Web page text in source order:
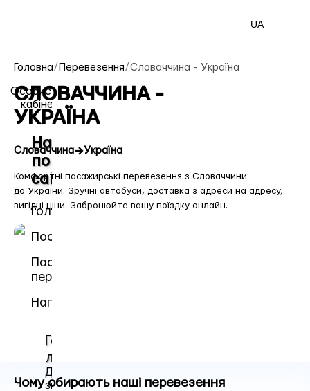
UA
Особистий
кабінет
Навігація
по
сайту
Головна
Послуги
Пасажирські
перевезення
Напрямки
Гаряча
лінія
Для
зв'язку
Головна/ Перевезення/Словаччина - Україна
СЛОВАЧЧИНА -
УКРАЇНА
Словаччина→Україна
Комфортні пасажирські перевезення з Словаччини
до України. Зручні автобуси, доставка з адреси на адресу,
вигідні ціни. Забронюйте вашу поїздку онлайн.
Чому обирають наші перевезення